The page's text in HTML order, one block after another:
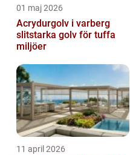
01 maj 2026
Acrydurgolv i varberg
slitstarka golv för tuffa
miljöer
11 april 2026